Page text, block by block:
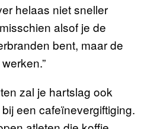
helaas niet sneller
alsof je de
bent, maar de
zal je hartslag ook
een cafeïnevergiftiging.